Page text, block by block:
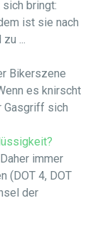
bringt:
ist sie nach
...
Bikerszene
es knirscht
Gasgriff sich
immer
(DOT 4, DOT
der